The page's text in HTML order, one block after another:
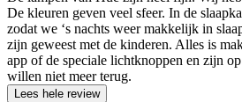
De kleuren geven veel sfeer. In de
zodat we ‘s nachts weer makkelijk in
zijn geweest met de kinderen. Alles is
app of de speciale lichtknoppen en zijn
willen niet meer terug.
Lees hele review